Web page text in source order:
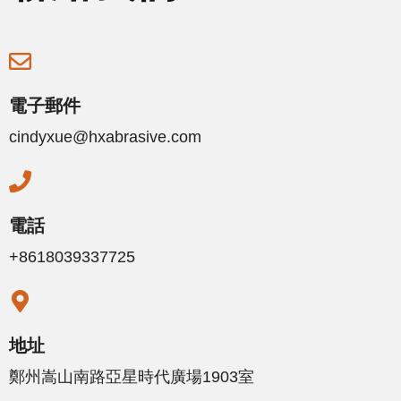
電子郵件
cindyxue@hxabrasive.com
電話
+8618039337725
地址
鄭州嵩山南路亞星時代廣場1903室